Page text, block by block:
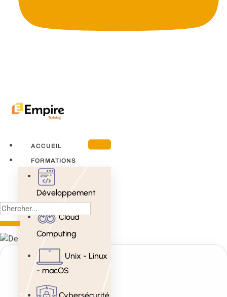
ACCUEIL
FORMATIONS
Développement
Cloud
Computing
Unix - Linux
- macOS